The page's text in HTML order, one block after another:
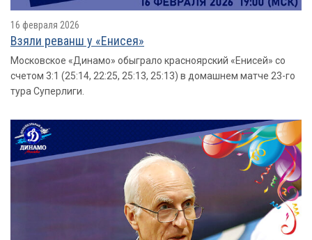
16 февраля 2026
Взяли реванш у «Енисея»
Московское «Динамо» обыграло красноярский «Енисей» со
счетом 3:1 (25:14, 22:25, 25:13, 25:13) в домашнем матче 23-го
тура Суперлиги.